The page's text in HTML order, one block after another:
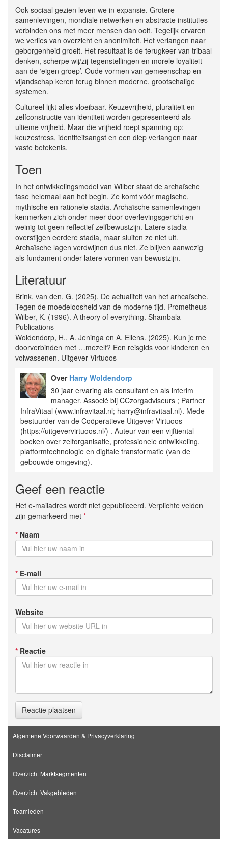
Ook sociaal gezien leven we in expansie. Grotere
samenlevingen, mondiale netwerken en abstracte instituties
verbinden ons met meer mensen dan ooit. Tegelijk ervaren
we verlies van overzicht en anonimiteit. Het verlangen naar
geborgenheid groeit. Het resultaat is de terugkeer van tribaal
denken, scherpe wij/zij-tegenstellingen en morele loyaliteit
aan de ‘eigen groep’. Oude vormen van gemeenschap en
vijandschap keren terug binnen moderne, grootschalige
systemen.
Cultureel lijkt alles vloeibaar. Keuzevrijheid, pluraliteit en
zelfconstructie van identiteit worden gepresenteerd als
ultieme vrijheid. Maar die vrijheid roept spanning op:
keuzestress, identiteitsangst en een diep verlangen naar
vaste betekenis.
Toen
In het ontwikkelingsmodel van Wilber staat de archaïsche
fase helemaal aan het begin. Ze komt vóór magische,
mythische en rationele stadia. Archaïsche samenlevingen
kenmerken zich onder meer door overlevingsgericht en
weinig tot geen reflectief zelfbewustzijn. Latere stadia
overstijgen eerdere stadia, maar sluiten ze niet uit.
Archaïsche lagen verdwijnen dus niet. Ze blijven aanwezig
als fundament onder latere vormen van bewustzijn.
Literatuur
Brink, van den, G. (2025). De actualiteit van het arhcaïsche.
Tegen de moedeloosheid van de moderne tijd. Prometheus
Wilber, K. (1996). A theory of everything. Shambala
Publications
Woldendorp, H., A. Jeninga en A. Eliens. (2025). Kun je me
doorverbinden met …mezelf? Een reisgids voor kinderen en
volwassenen. Uitgever Virtuoos
Over Harry Woldendorp
30 jaar ervaring als consultant en als interim
manager. Associé bij CCzorgadviseurs ; Partner
InfraVitaal (www.infravitaal.nl; harry@infravitaal.nl). Mede-
bestuurder van de Coöperatieve Uitgever Virtuoos
(https://uitgevervirtuoos.nl/) . Auteur van een vijftiental
boeken over zelforganisatie, professionele ontwikkeling,
platformtechnologie en digitale transformatie (van de
gebouwde omgeving).
Geef een reactie
Het e-mailadres wordt niet gepubliceerd. Verplichte velden
zijn gemarkeerd met *
* Naam
* E-mail
Website
* Reactie
Reactie plaatsen
Algemene Voorwaarden & Privacyverklaring
Disclaimer
Overzicht Marktsegmenten
Overzicht Vakgebieden
Teamleden
Vacatures